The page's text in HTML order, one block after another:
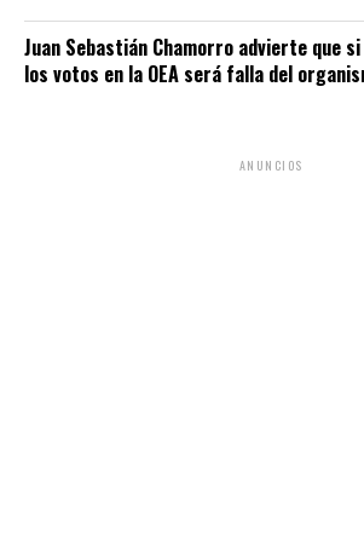
Juan Sebastián Chamorro advierte que
los votos en la OEA será falla del
ANUNCIOS